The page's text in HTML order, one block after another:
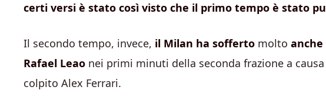
certi versi è stato così visto che il primo tempo è stato
Il secondo tempo, invece, il Milan ha sofferto molto anche
Rafael Leao nei primi minuti della seconda frazione a
colpito Alex Ferrari.